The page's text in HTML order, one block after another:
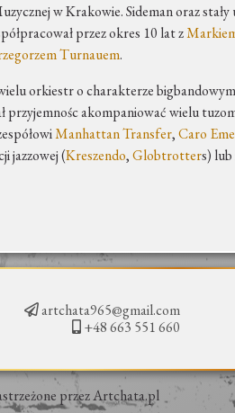
w Krakowie. Sideman oraz
przez okres 10 lat z
Turnauem.
orkiestr o charakterze
przyjemnośc akompaniować wielu
Manhattan Transfer,Caro
jazzowej (Kreszendo,Globtrotters) lub
artchata965@gmail.com
+48 663 551 660
przezArtchata.pl